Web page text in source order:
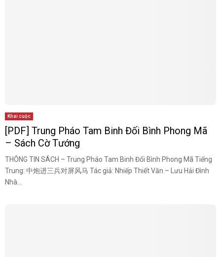
Khai cuộc
[PDF] Trung Pháo Tam Binh Đối Bình Phong Mã
– Sách Cờ Tướng
THÔNG TIN SÁCH – Trung Pháo Tam Binh Đối Bình Phong Mã Tiếng
Trung: 中炮进三兵对屏风马 Tác giả: Nhiếp Thiết Văn – Lưu Hải Đình
Nhà...